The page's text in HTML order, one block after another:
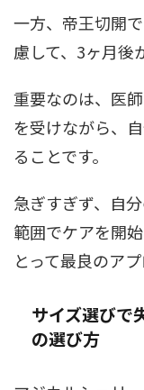
一方、帝王切開
慮して、3ヶ月後
重要なのは、医
を受けながら、
ることです。
急ぎすぎず、自
範囲でケアを開
とって最良のアプ
サイズ選びで
の選び方